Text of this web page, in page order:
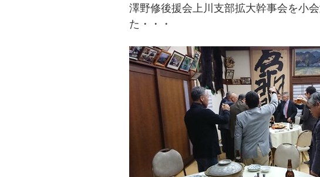
か
な？”
澤野修後援会上川支部拡大幹事会を小
た・・・